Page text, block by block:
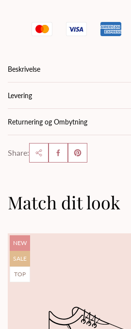
Beskrivelse
Levering
Returnering og Ombytning
Share:
Match dit look
Product
label:
NEW
Product
label:
SALE
Product
label:
TOP